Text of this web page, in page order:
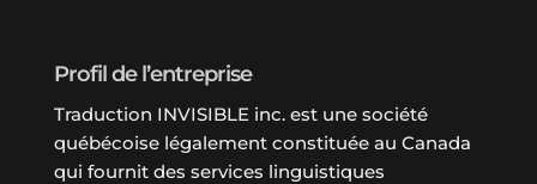
Profil de l’entreprise
Traduction INVISIBLE inc. est une société
québécoise légalement constituée au Canada
qui fournit des services linguistiques